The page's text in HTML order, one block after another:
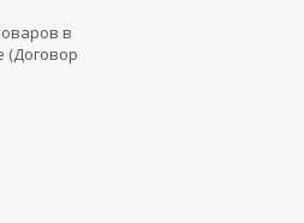
в
(Договор